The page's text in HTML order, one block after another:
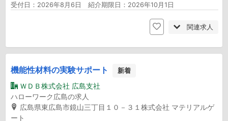
受付日：2026年8月6日 紹介期限日：2026年10月1日
関連求人
機能性材料の実験サポート 新着
ＷＤＢ株式会社 広島支社
ハローワーク広島の求人
広島県東広島市鏡山三丁目１０－３１株式会社 マテリアルゲ
ート